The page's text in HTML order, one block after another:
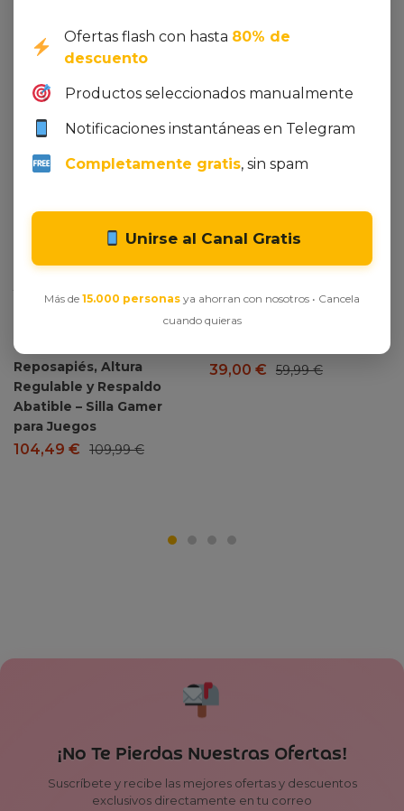
Ver oferta en Amazon
Profesional con
Oficina Ergonómica con
Reposapiés, Altura
Regulable y Respaldo
Abatible – Silla Gamer
para Juegos
104,49 € 109,99€
Invierno Cálido Botines
Nieve pour Hombre Mujer
39,00 € 59,99€
¡No Te Pierdas Nuestras Ofertas!
Suscríbete y recibe las mejores ofertas y descuentos
exclusivos directamente en tu correo
Ofertas flash con hasta 80% de
descuento
Productos seleccionados manualmente
Notificaciones instantáneas en Telegram
Completamente gratis, sin spam
Unirse al Canal Gratis
Más de 15.000 personas ya ahorran con nosotros • Cancela
cuando quieras